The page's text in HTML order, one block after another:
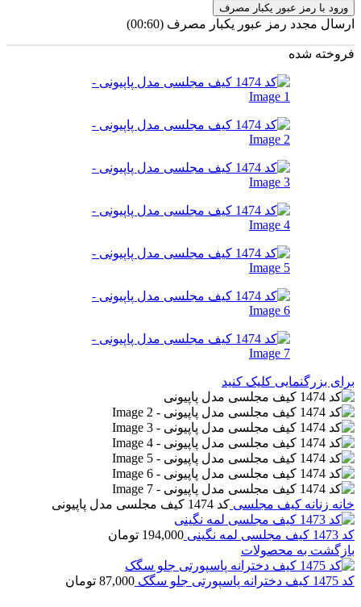
ورود با رمز عبور یکبار مصرف
ارسال مجدد رمز عبور یکبار مصرف (00:
60
)
فروخته شده
برای بزرگنمایی کلیک کنید
خانه زنانه کیف مجلسی کد 1474 کیف مجلسی مدل پاپیونی
کد 1473 کیف مجلسی لمه نگینی 194,000 تومان
بازگشت به محصولات
کد 1475 کیف دخترانه پاسپورتی جلو سگک 87,000 تومان